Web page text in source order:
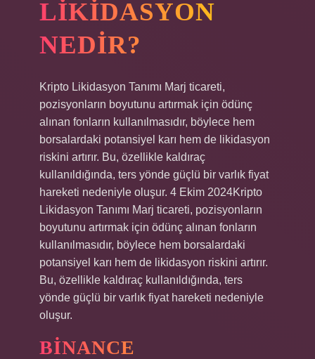
LIKIDASYON
NEDIR?
Kripto Likidasyon Tanımı Marj ticareti,
pozisyonların boyutunu artırmak için ödünç
alınan fonların kullanılmasıdır, böylece hem
borsalardaki potansiyel karı hem de likidasyon
riskini artırır. Bu, özellikle kaldıraç
kullanıldığında, ters yönde güçlü bir varlık fiyat
hareketi nedeniyle oluşur. 4 Ekim 2024Kripto
Likidasyon Tanımı Marj ticareti, pozisyonların
boyutunu artırmak için ödünç alınan fonların
kullanılmasıdır, böylece hem borsalardaki
potansiyel karı hem de likidasyon riskini artırır.
Bu, özellikle kaldıraç kullanıldığında, ters
yönde güçlü bir varlık fiyat hareketi nedeniyle
oluşur.
BINANCE